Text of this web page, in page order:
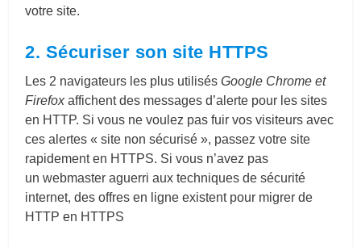
votre site.
2. Sécuriser son site HTTPS
Les 2 navigateurs les plus utilisésGoogle Chrome et
Firefoxaffichent des messages d’alerte pour les sites
en HTTP. Si vous ne voulez pas fuir vos visiteurs avec
ces alertes « site non sécurisé », passez votre site
rapidement en HTTPS. Si vous n’avez pas
un webmaster aguerri aux techniques de sécurité
internet, des offres en ligne existent pour migrer de
HTTP en HTTPS